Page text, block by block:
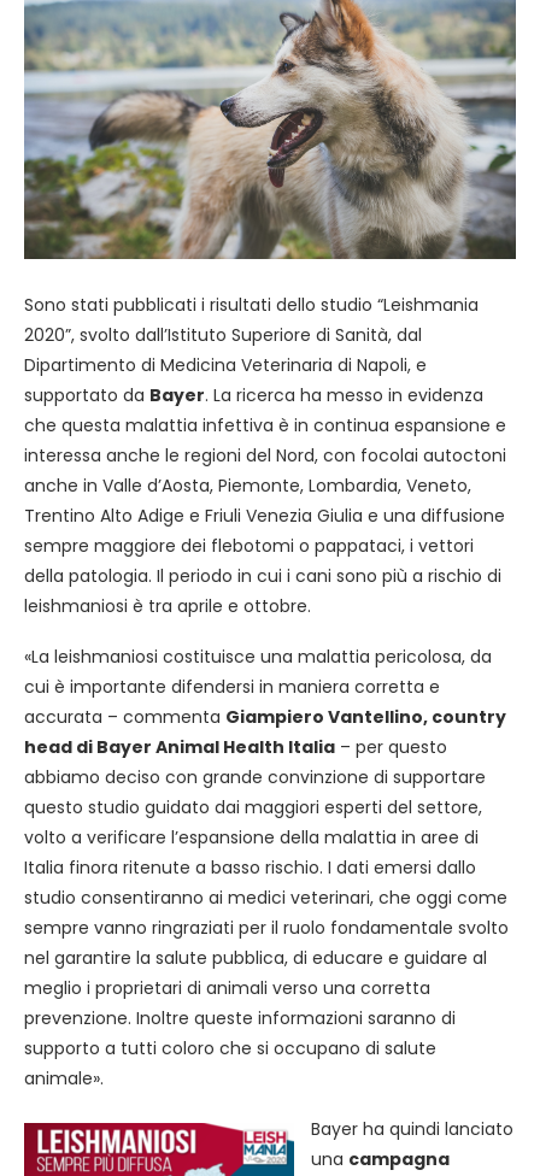
Sono stati pubblicati i risultati dello studio “Leishmania
2020”, svolto dall’Istituto Superiore di Sanità, dal
Dipartimento di Medicina Veterinaria di Napoli, e
supportato da Bayer. La ricerca ha messo in evidenza
che questa malattia infettiva è in continua espansione e
interessa anche le regioni del Nord, con focolai autoctoni
anche in Valle d’Aosta, Piemonte, Lombardia, Veneto,
Trentino Alto Adige e Friuli Venezia Giulia e una diffusione
sempre maggiore dei flebotomi o pappataci, i vettori
della patologia. Il periodo in cui i cani sono più a rischio di
leishmaniosi è tra aprile e ottobre.
«La leishmaniosi costituisce una malattia pericolosa, da
cui è importante difendersi in maniera corretta e
accurata – commenta Giampiero Vantellino, country
head di Bayer Animal Health Italia – per questo
abbiamo deciso con grande convinzione di supportare
questo studio guidato dai maggiori esperti del settore,
volto a verificare l’espansione della malattia in aree di
Italia finora ritenute a basso rischio. I dati emersi dallo
studio consentiranno ai medici veterinari, che oggi come
sempre vanno ringraziati per il ruolo fondamentale svolto
nel garantire la salute pubblica, di educare e guidare al
meglio i proprietari di animali verso una corretta
prevenzione. Inoltre queste informazioni saranno di
supporto a tutti coloro che si occupano di salute
animale».
Bayer ha quindi lanciato
una campagna